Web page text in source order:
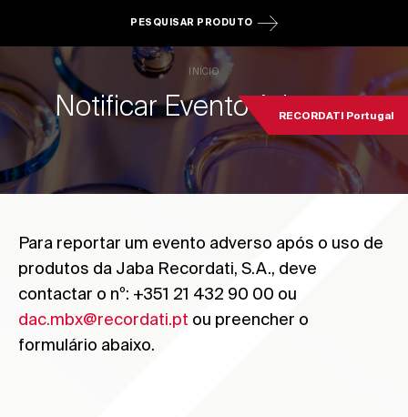
PESQUISAR PRODUTO
RECORDATI Portugal
INÍCIO
Notificar Evento Adverso
Para reportar um evento adverso após o uso de
produtos da Jaba Recordati, S.A., deve
contactar o nº: +351 21 432 90 00 ou
dac.mbx@recordati.pt ou preencher o
formulário abaixo.